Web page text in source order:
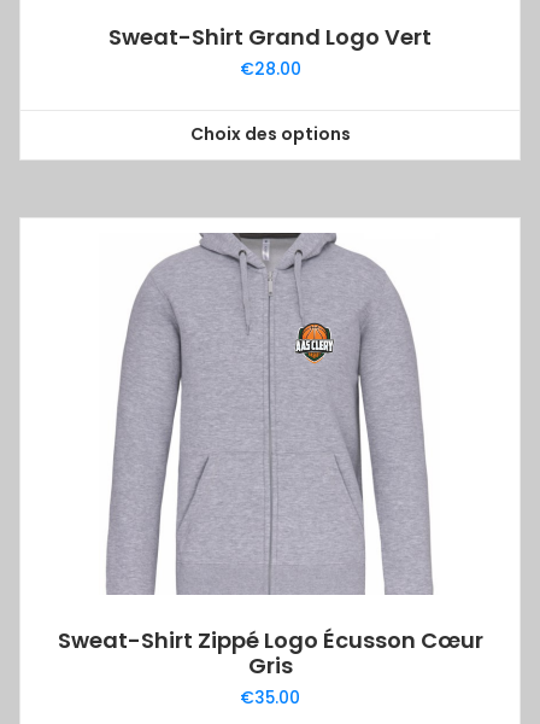
Sweat-Shirt Grand Logo Vert
€28.00
Choix des options
Ce
plusieurs
variations.
Les
options
peuvent
être
choisies
sur
la
page
du
produit
Sweat-Shirt Zippé Logo Écusson Cœur
Gris
€35.00